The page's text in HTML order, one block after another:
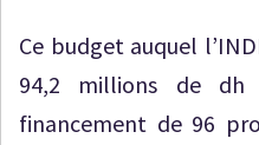
Ce budget auquel
94,2 millions de
financement de 96